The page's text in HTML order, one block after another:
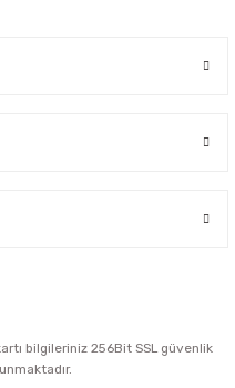
bilgileriniz 256Bit SSL güvenlik